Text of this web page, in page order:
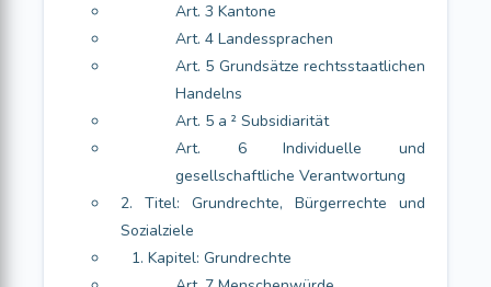
Art. 3 Kantone
Art. 4 Landessprachen
Art. 5 Grundsätze rechtsstaatlichen
Handelns
Art. 5 a ² Subsidiarität
Art. 6 Individuelle und
gesellschaftliche Verantwortung
2. Titel: Grundrechte, Bürgerrechte und
Sozialziele
1. Kapitel: Grundrechte